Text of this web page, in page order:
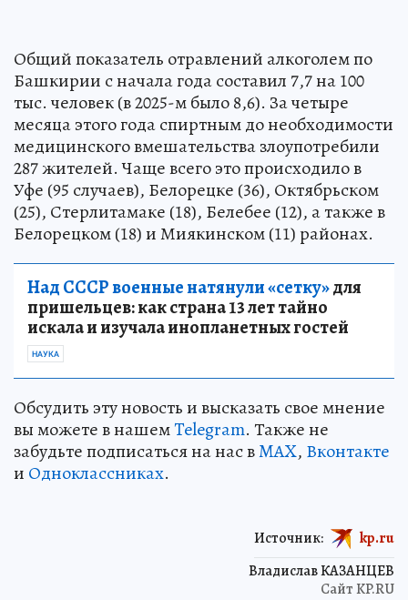
Общий показатель отравлений алкоголем по
Башкирии с начала года составил 7,7 на 100
тыс. человек (в 2025-м было 8,6). За четыре
месяца этого года спиртным до необходимости
медицинского вмешательства злоупотребили
287 жителей. Чаще всего это происходило в
Уфе (95 случаев), Белорецке (36), Октябрьском
(25), Стерлитамаке (18), Белебее (12), а также в
Белорецком (18) и Миякинском (11) районах.
Над СССР военные натянули «сетку»для
пришельцев: как страна 13 лет тайно
искала и изучала инопланетных гостей
НАУКА
Обсудить эту новость и высказать свое мнение
вы можете в нашемTelegram. Также не
забудьте подписаться на нас вMAX, Вконтакте
и Одноклассниках.
Владислав КАЗАНЦЕВ
Сайт KP.RU
Источник: kp.ru